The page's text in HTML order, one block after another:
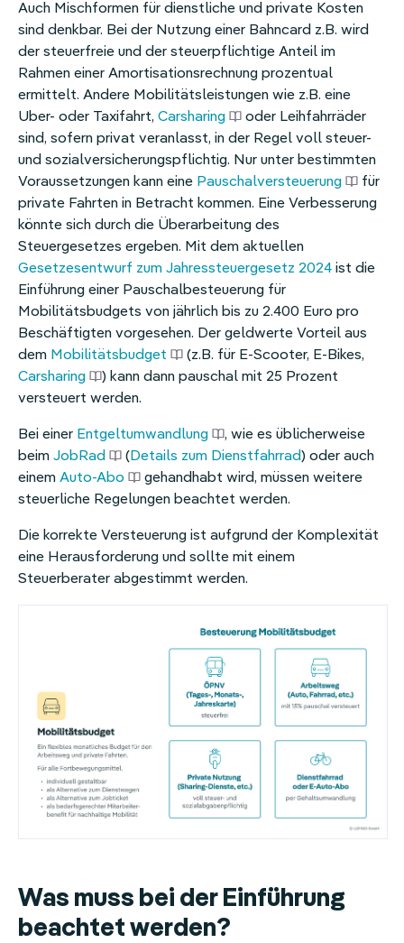
Auch Mischformen für dienstliche und private Kosten
sind denkbar. Bei der Nutzung einer Bahncard z.B. wird
der steuerfreie und der steuerpflichtige Anteil im
Rahmen einer Amortisationsrechnung prozentual
ermittelt. Andere Mobilitätsleistungen wie z.B. eine
Uber- oder Taxifahrt, Carsharing
oder Leihfahrräder
sind, sofern privat veranlasst, in der Regel voll steuer-
und sozialversicherungspflichtig. Nur unter bestimmten
Voraussetzungen kann eine Pauschalversteuerung
für
private Fahrten in Betracht kommen. Eine Verbesserung
könnte sich durch die Überarbeitung des
Steuergesetzes ergeben. Mit dem aktuellen
Gesetzesentwurf zum Jahressteuergesetz 2024 ist die
Einführung einer Pauschalbesteuerung für
Mobilitätsbudgets von jährlich bis zu 2.400 Euro pro
Beschäftigten vorgesehen. Der geldwerte Vorteil aus
dem Mobilitätsbudget
(z.B. für E-Scooter, E-Bikes,
Carsharing
) kann dann pauschal mit 25 Prozent
versteuert werden.
Bei einer Entgeltumwandlung
, wie es üblicherweise
beim JobRad ( Details zum Dienstfahrrad) oder auch
einem Auto-Abo
gehandhabt wird, müssen weitere
steuerliche Regelungen beachtet werden.
Die korrekte Versteuerung ist aufgrund der Komplexität
eine Herausforderung und sollte mit einem
Steuerberater abgestimmt werden.
Was muss bei der Einführung
beachtet werden?